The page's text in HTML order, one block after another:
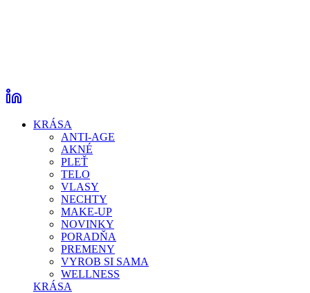
KRÁSA
ANTI-AGE
AKNÉ
PLEŤ
TELO
VLASY
NECHTY
MAKE-UP
NOVINKY
PORADŇA
PREMENY
VYROB SI SAMA
WELLNESS
KRÁSA